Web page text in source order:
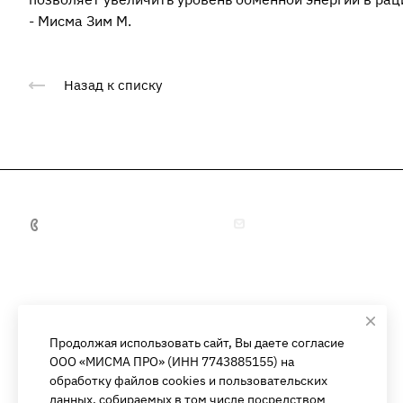
- Мисма Зим М.
Назад к списку
Направления Каталог
Продолжая использовать сайт, Вы даете согласие
ООО «МИСМА ПРО» (ИНН 7743885155) на
обработку файлов cookies и пользовательских
данных, собираемых в том числе посредством